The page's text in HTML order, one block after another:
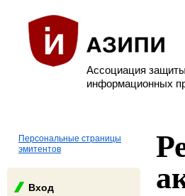
Ассоциация защиты
информационных
Персональные страницы
эмитентов
Вход